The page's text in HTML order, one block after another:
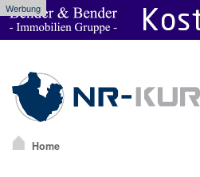
Werbung
Home